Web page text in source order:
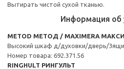
Вытирать чистой сухой тканью.
Информация об
METOD МЕТОД / MAXIMERA
Высокий шкаф д/духовки/дверь/
Номер товара: 692.371.56
RINGHULT РИНГУЛЬТ